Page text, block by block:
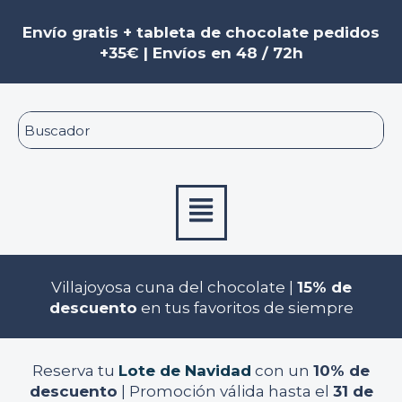
Envío gratis + tableta de chocolate pedidos
+35€ | Envíos en 48 / 72h
Menú
Villajoyosa cuna del chocolate | 15% de
descuento en tus favoritos de siempre
Reserva tu Lote de Navidad con un 10% de
descuento | Promoción válida hasta el 31 de